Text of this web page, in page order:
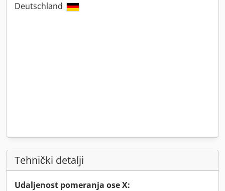
Deutschland
Tehnički detalji
Udaljenost pomeranja ose X: